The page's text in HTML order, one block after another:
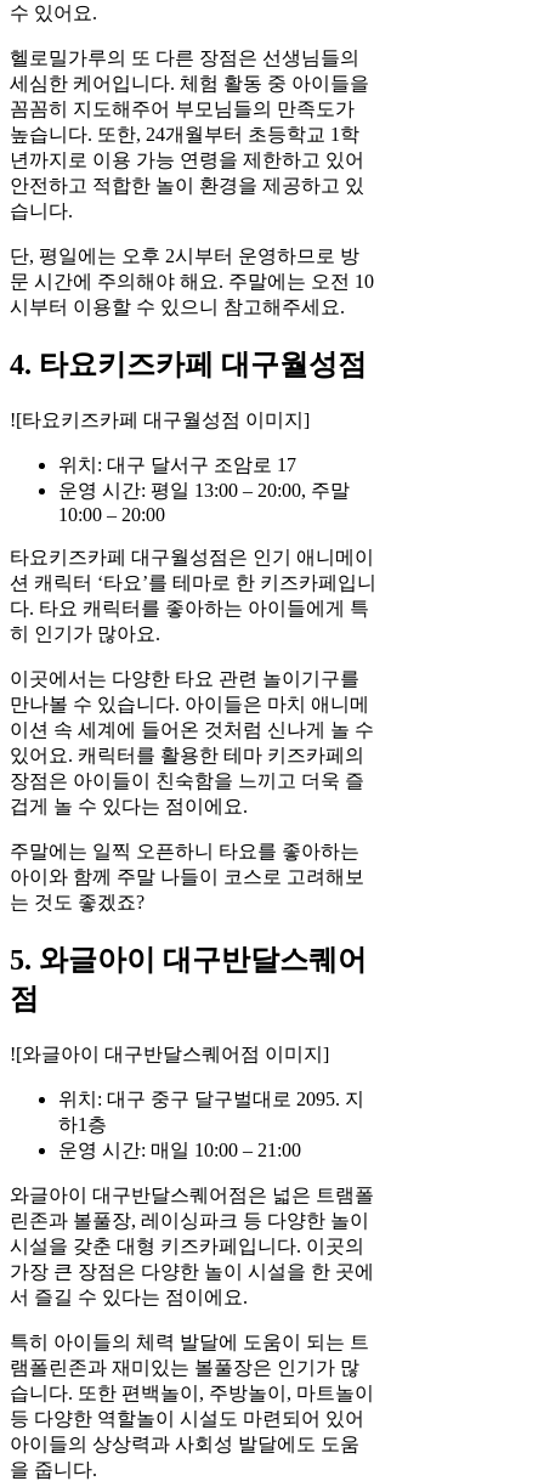
수 있어요.
헬로밀가루의 또 다른 장점은 선생님들의
세심한 케어입니다. 체험 활동 중 아이들을
꼼꼼히 지도해주어 부모님들의 만족도가
높습니다. 또한, 24개월부터 초등학교 1학
년까지로 이용 가능 연령을 제한하고 있어
안전하고 적합한 놀이 환경을 제공하고 있
습니다.
단, 평일에는 오후 2시부터 운영하므로 방
문 시간에 주의해야 해요. 주말에는 오전 10
시부터 이용할 수 있으니 참고해주세요.
4. 타요키즈카페 대구월성점
![타요키즈카페 대구월성점 이미지]
위치: 대구 달서구 조암로 17
운영 시간: 평일 13:00 – 20:00, 주말
10:00 – 20:00
타요키즈카페 대구월성점은 인기 애니메이
션 캐릭터 ‘타요’를 테마로 한 키즈카페입니
다. 타요 캐릭터를 좋아하는 아이들에게 특
히 인기가 많아요.
이곳에서는 다양한 타요 관련 놀이기구를
만나볼 수 있습니다. 아이들은 마치 애니메
이션 속 세계에 들어온 것처럼 신나게 놀 수
있어요. 캐릭터를 활용한 테마 키즈카페의
장점은 아이들이 친숙함을 느끼고 더욱 즐
겁게 놀 수 있다는 점이에요.
주말에는 일찍 오픈하니 타요를 좋아하는
아이와 함께 주말 나들이 코스로 고려해보
는 것도 좋겠죠?
5. 와글아이 대구반달스퀘어
점
![와글아이 대구반달스퀘어점 이미지]
위치: 대구 중구 달구벌대로 2095. 지
하1층
운영 시간: 매일 10:00 – 21:00
와글아이 대구반달스퀘어점은 넓은 트램폴
린존과 볼풀장, 레이싱파크 등 다양한 놀이
시설을 갖춘 대형 키즈카페입니다. 이곳의
가장 큰 장점은 다양한 놀이 시설을 한 곳에
서 즐길 수 있다는 점이에요.
특히 아이들의 체력 발달에 도움이 되는 트
램폴린존과 재미있는 볼풀장은 인기가 많
습니다. 또한 편백놀이, 주방놀이, 마트놀이
등 다양한 역할놀이 시설도 마련되어 있어
아이들의 상상력과 사회성 발달에도 도움
을 줍니다.